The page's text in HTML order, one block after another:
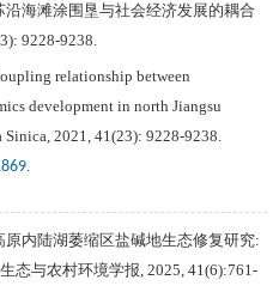
沿海滩涂围垦与社会经济发展的耦合
9228-9238.
relationship between
development in north Jiangsu
Sinica, 2021, 41(23): 9228-9238.
.
原内陆湖萎缩区盐碱地生态修复研究:
生态与农村环境学报, 2025, 41(6):761-